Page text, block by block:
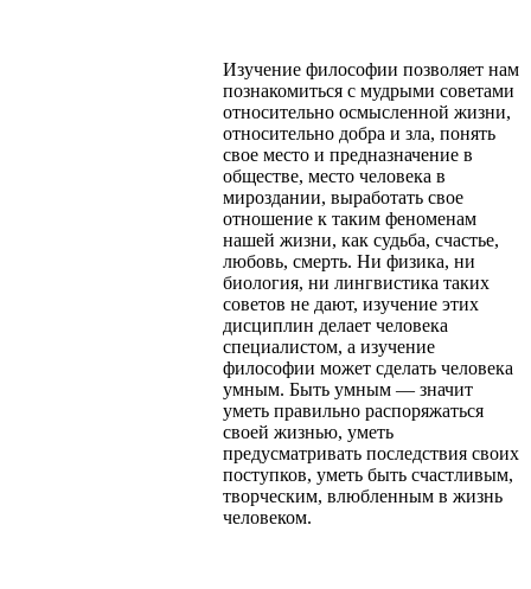
Изучение философии позволяет нам
познакомиться с мудрыми советами
относительно осмысленной жизни,
относительно добра и зла, понять
свое место и предназначение в
обществе, место человека в
мироздании, выработать свое
отношение к таким феноменам
нашей жизни, как судьба, счастье,
любовь, смерть. Ни физика, ни
биология, ни лингвистика таких
советов не дают, изучение этих
дисциплин делает человека
специалистом, а изучение
философии может сделать человека
умным. Быть умным — значит
уметь правильно распоряжаться
своей жизнью, уметь
предусматривать последствия своих
поступков, уметь быть счастливым,
творческим, влюбленным в жизнь
человеком.